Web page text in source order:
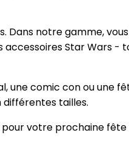
notre gamme,
Star Wars -
une comic con ou une
différentes tailles.
votre prochaine